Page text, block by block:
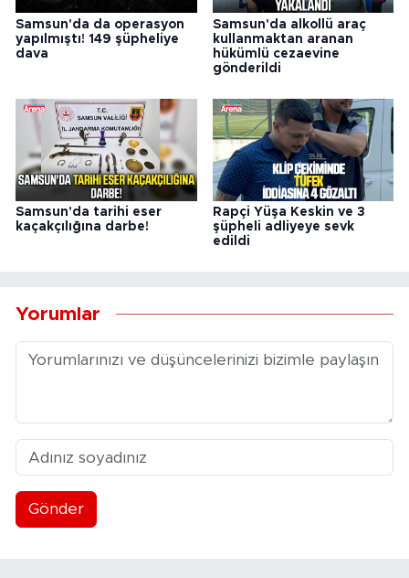
Samsun'da da operasyon
yapılmıştı! 149 şüpheliye
dava
Samsun'da alkollü araç
kullanmaktan aranan
hükümlü cezaevine
gönderildi
Samsun'da tarihi eser
kaçakçılığına darbe!
Rapçi Yüşa Keskin ve 3
şüpheli adliyeye sevk
edildi
Yorumlar
Gönder